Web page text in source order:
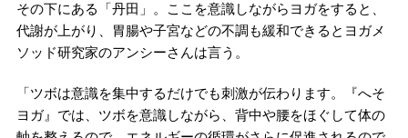
その下にある「丹田」。ここを意識しながらヨガをすると、
代謝が上がり、胃腸や子宮などの不調も緩和できるとヨガメ
ソッド研究家のアンシーさんは言う。
「ツボは意識を集中するだけでも刺激が伝わります。『へそ
ヨガ』では、ツボを意識しながら、背中や腰をほぐして体の